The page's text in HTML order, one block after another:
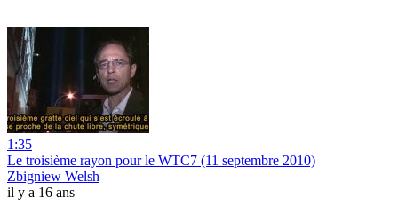
1:35
Le troisième rayon pour le WTC7 (11 septembre 2010)
Zbigniew Welsh
il y a 16 ans